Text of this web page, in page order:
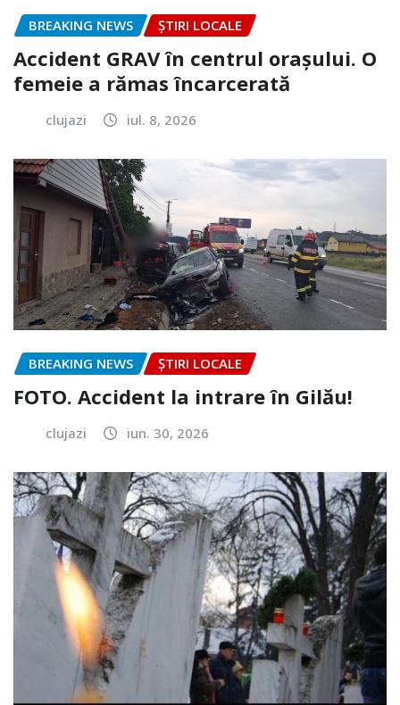
BREAKING NEWS ȘTIRI LOCALE
Accident GRAV în centrul orașului. O
femeie a rămas încarcerată
clujazi iul. 8, 2026
BREAKING NEWS ȘTIRI LOCALE
FOTO. Accident la intrare în Gilău!
clujazi iun. 30, 2026